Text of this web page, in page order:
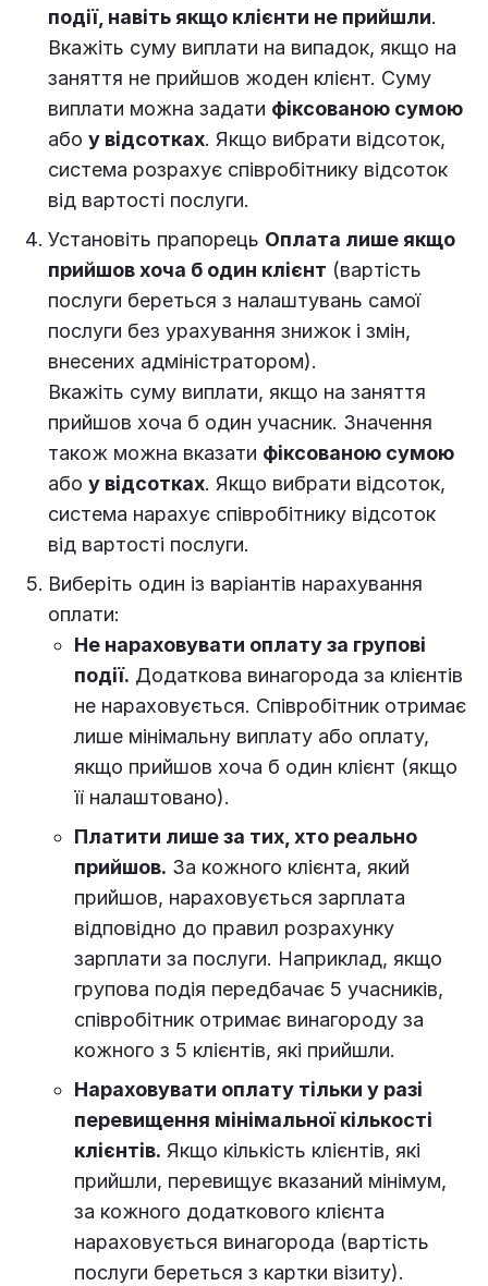
події, навіть якщо клієнти не прийшли.
Вкажіть суму виплати на випадок, якщо на
заняття не прийшов жоден клієнт. Суму
виплати можна задати фіксованою сумою
або у відсотках. Якщо вибрати відсоток,
система розрахує співробітнику відсоток
від вартості послуги.
Установіть прапорець Оплата лише якщо
прийшов хоча б один клієнт (вартість
послуги береться з налаштувань самої
послуги без урахування знижок і змін,
внесених адміністратором).
Вкажіть суму виплати, якщо на заняття
прийшов хоча б один учасник. Значення
також можна вказати фіксованою сумою
або у відсотках. Якщо вибрати відсоток,
система нарахує співробітнику відсоток
від вартості послуги.
Виберіть один із варіантів нарахування
оплати:
Не нараховувати оплату за групові
події. Додаткова винагорода за клієнтів
не нараховується. Співробітник отримає
лише мінімальну виплату або оплату,
якщо прийшов хоча б один клієнт (якщо
її налаштовано).
Платити лише за тих, хто реально
прийшов. За кожного клієнта, який
прийшов, нараховується зарплата
відповідно до правил розрахунку
зарплати за послуги. Наприклад, якщо
групова подія передбачає 5 учасників,
співробітник отримає винагороду за
кожного з 5 клієнтів, які прийшли.
Нараховувати оплату тільки у разі
перевищення мінімальної кількості
клієнтів. Якщо кількість клієнтів, які
прийшли, перевищує вказаний мінімум,
за кожного додаткового клієнта
нараховується винагорода (вартість
послуги береться з картки візиту).